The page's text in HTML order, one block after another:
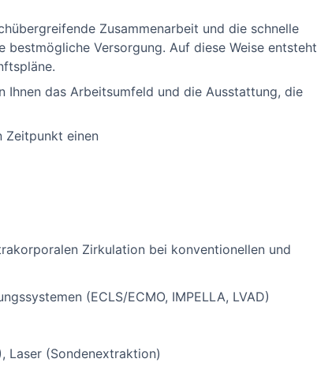
Zusammenarbeit und die schnelle
bestmögliche Versorgung. Auf diese Weise entsteht
Ihnen das Arbeitsumfeld und die Ausstattung, die
Zeitpunkt einen
Zirkulation bei konventionellen und
(ECLS/ECMO, IMPELLA, LVAD)
Laser (Sondenextraktion)